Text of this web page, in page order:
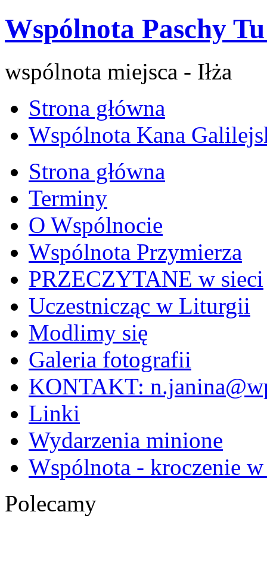
Wspólnota Paschy
wspólnota miejsca - Iłża
Strona główna
Wspólnota Kana
Strona główna
Terminy
O Wspólnocie
Wspólnota Przymierza
PRZECZYTANE w sieci
Uczestnicząc w Liturgii
Modlimy się
Galeria fotografii
KONTAKT:
Linki
Wydarzenia minione
Wspólnota - kroczenie w
Polecamy